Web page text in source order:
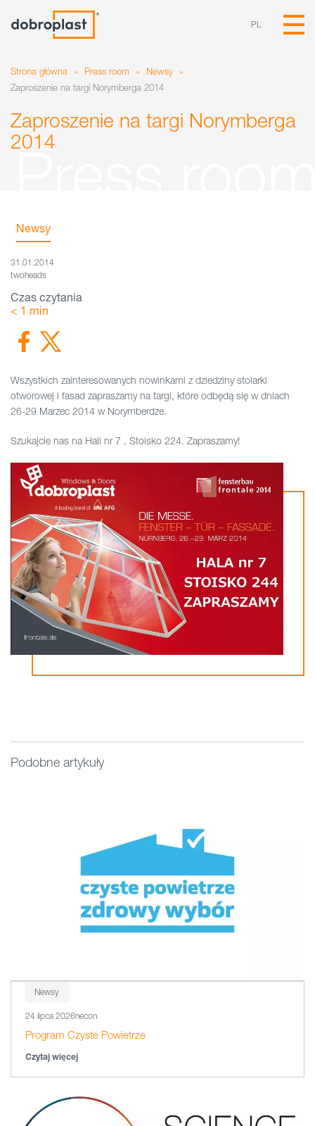
PL
Strona główna » Press room » Newsy
»
Zaproszenie na targi Norymberga 2014
Zaproszenie na targi Norymberga
2014
Wszystkich zainteresowanych nowinkami z dziedziny stolarki
otworowej i fasad zapraszamy na targi, które odbędą się w dniach
26-29 Marzec 2014 w Norymberdze.
Szukajcie nas na Hali nr 7 , Stoisko 224. Zapraszamy!
Newsy
31.01.2014
twoheads
Czas czytania
< 1 min
Podobne artykuły
Newsy
24 lipca 2026necon
Program Czyste Powietrze
Czytaj więcej